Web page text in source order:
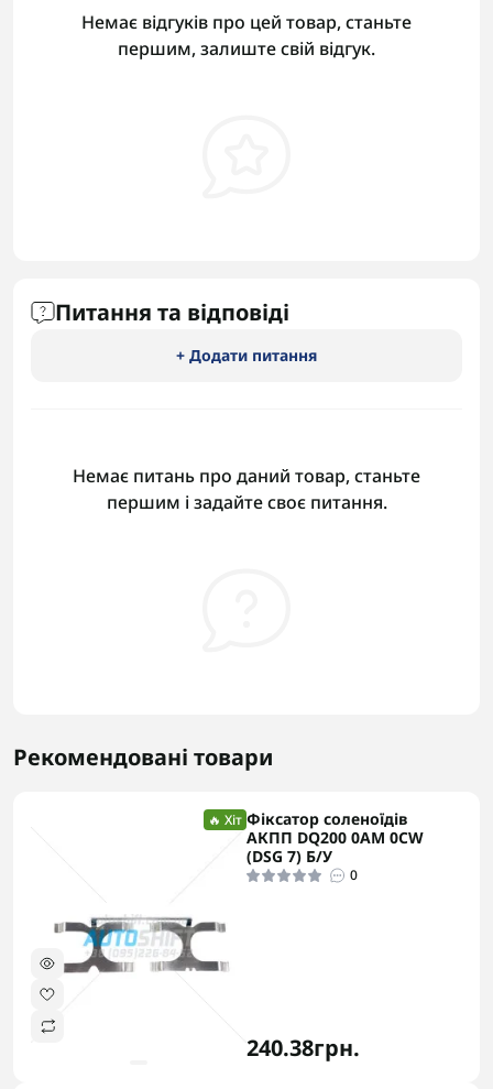
Немає відгуків про цей товар, станьте
першим, залиште свій відгук.
Питання та відповіді
+ Додати питання
Немає питань про даний товар, станьте
першим і задайте своє питання.
Рекомендовані товари
🔥 Хіт Фіксатор соленоїдів
АКПП DQ200 0AM 0CW
(DSG 7) Б/У
0
240.38грн.